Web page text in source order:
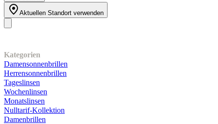
Aktuellen Standort verwenden
Kategorien
Damensonnenbrillen
Herrensonnenbrillen
Tageslinsen
Wochenlinsen
Monatslinsen
Nulltarif-Kollektion
Damenbrillen